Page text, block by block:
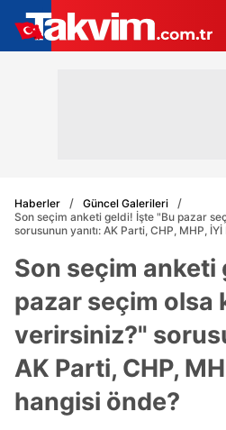
Haberler
Güncel Galerileri
Son seçim anketi geldi! İşte "Bu pazar
sorusunun yanıtı: AK Parti, CHP, MHP,
Son seçim anketi
pazar seçim olsa
verirsiniz?"
AK Parti, CHP,
hangisi önde?